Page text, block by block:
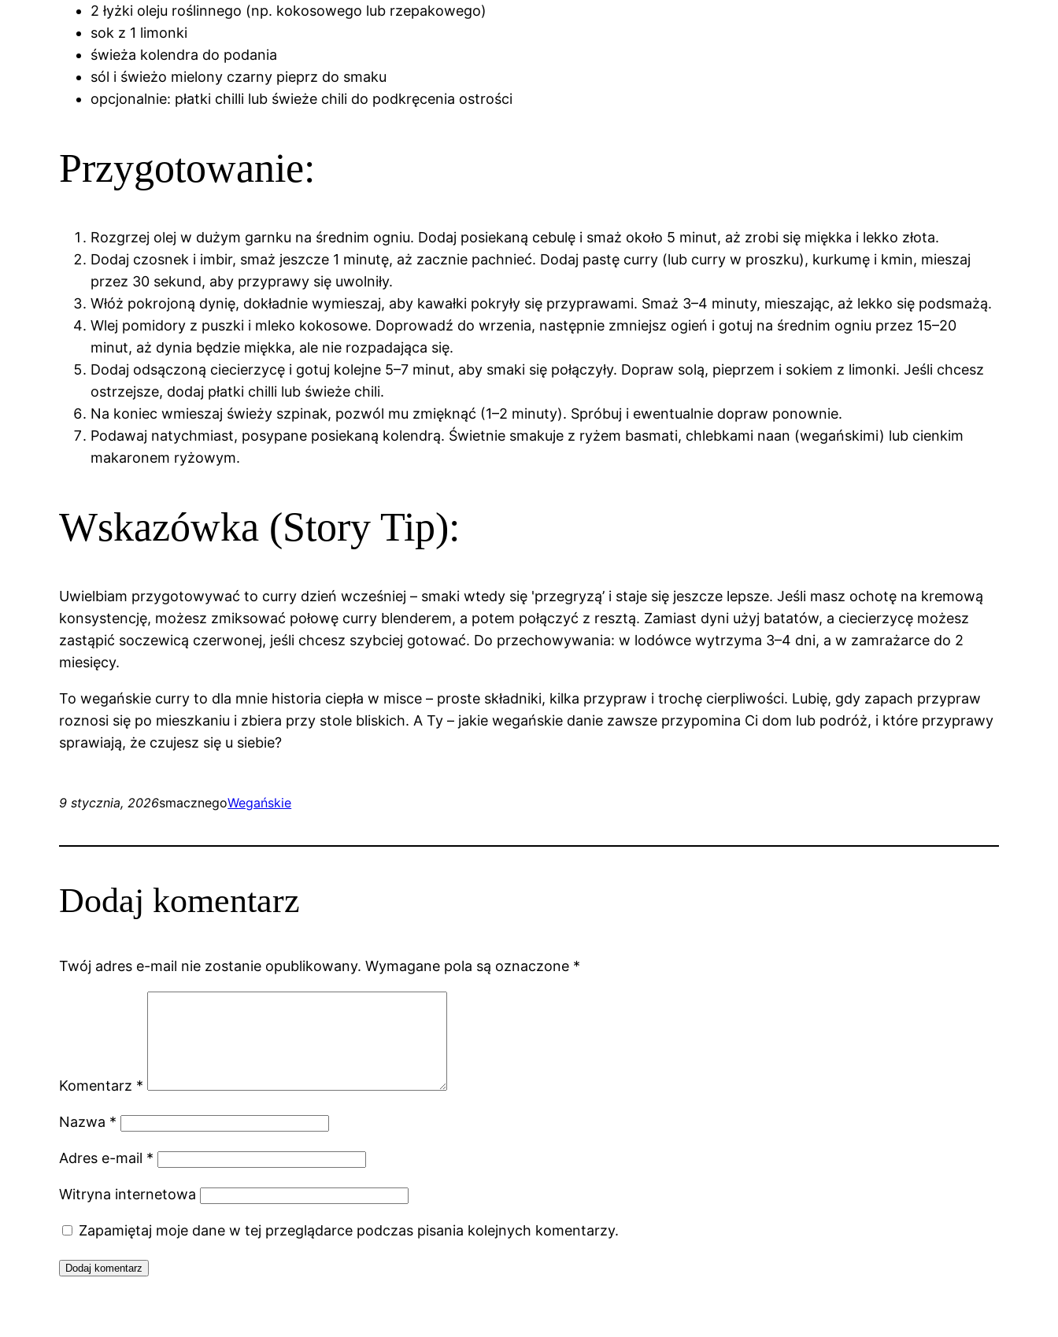
2 łyżki oleju roślinnego (np. kokosowego lub rzepakowego)
sok z 1 limonki
świeża kolendra do podania
sól i świeżo mielony czarny pieprz do smaku
opcjonalnie: płatki chilli lub świeże chili do podkręcenia ostrości
Przygotowanie:
Rozgrzej olej w dużym garnku na średnim ogniu. Dodaj posiekaną cebulę i smaż około 5 minut, aż zrobi się miękka i lekko złota.
Dodaj czosnek i imbir, smaż jeszcze 1 minutę, aż zacznie pachnieć. Dodaj pastę curry (lub curry w proszku), kurkumę i kmin, mieszaj
przez 30 sekund, aby przyprawy się uwolniły.
Włóż pokrojoną dynię, dokładnie wymieszaj, aby kawałki pokryły się przyprawami. Smaż 3–4 minuty, mieszając, aż lekko się podsmażą.
Wlej pomidory z puszki i mleko kokosowe. Doprowadź do wrzenia, następnie zmniejsz ogień i gotuj na średnim ogniu przez 15–20
minut, aż dynia będzie miękka, ale nie rozpadająca się.
Dodaj odsączoną ciecierzycę i gotuj kolejne 5–7 minut, aby smaki się połączyły. Dopraw solą, pieprzem i sokiem z limonki. Jeśli chcesz
ostrzejsze, dodaj płatki chilli lub świeże chili.
Na koniec wmieszaj świeży szpinak, pozwól mu zmięknąć (1–2 minuty). Spróbuj i ewentualnie dopraw ponownie.
Podawaj natychmiast, posypane posiekaną kolendrą. Świetnie smakuje z ryżem basmati, chlebkami naan (wegańskimi) lub cienkim
makaronem ryżowym.
Wskazówka (Story Tip):
Uwielbiam przygotowywać to curry dzień wcześniej – smaki wtedy się 'przegryzą’ i staje się jeszcze lepsze. Jeśli masz ochotę na kremową
konsystencję, możesz zmiksować połowę curry blenderem, a potem połączyć z resztą. Zamiast dyni użyj batatów, a ciecierzycę możesz
zastąpić soczewicą czerwonej, jeśli chcesz szybciej gotować. Do przechowywania: w lodówce wytrzyma 3–4 dni, a w zamrażarce do 2
miesięcy.
To wegańskie curry to dla mnie historia ciepła w misce – proste składniki, kilka przypraw i trochę cierpliwości. Lubię, gdy zapach przypraw
roznosi się po mieszkaniu i zbiera przy stole bliskich. A Ty – jakie wegańskie danie zawsze przypomina Ci dom lub podróż, i które przyprawy
sprawiają, że czujesz się u siebie?
9 stycznia, 2026smacznegoWegańskie
Dodaj komentarz
Twój adres e-mail nie zostanie opublikowany. Wymagane pola są oznaczone *
Komentarz *
Nazwa *
Adres e-mail *
Witryna internetowa
Zapamiętaj moje dane w tej przeglądarce podczas pisania kolejnych komentarzy.